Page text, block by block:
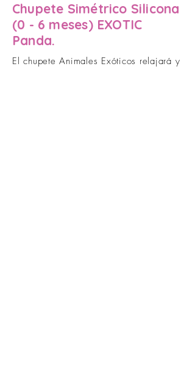
Chupete Simétrico Silicona
(0 - 6 meses) EXOTIC
Panda.
El chupete Animales Exóticos relajará y